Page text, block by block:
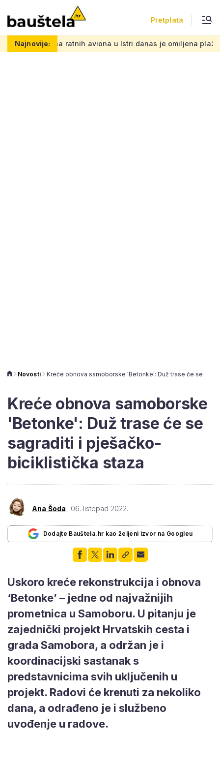
Pretplata
Najnovije:
ratnih aviona u Istri danas je omiljena plaža, a na starim
Novosti Kreće obnova samoborske 'Betonke': Duž trase će se sagraditi i pješačko-biciklistička staza
Kreće obnova samoborske
'Betonke': Duž trase će se
sagraditi i pješačko-
biciklistička staza
Ana Šoda 06. listopad 2022.
Dodajte Bauštela.hr kao željeni izvor na Googleu
Uskoro kreće rekonstrukcija i obnova
‘Betonke’ – jedne od najvažnijih
prometnica u Samoboru. U pitanju je
zajednički projekt Hrvatskih cesta i
grada Samobora, a održan je i
koordinacijski sastanak s
predstavnicima svih uključenih u
projekt. Radovi će krenuti za nekoliko
dana, a odrađeno je i službeno
uvođenje u radove.